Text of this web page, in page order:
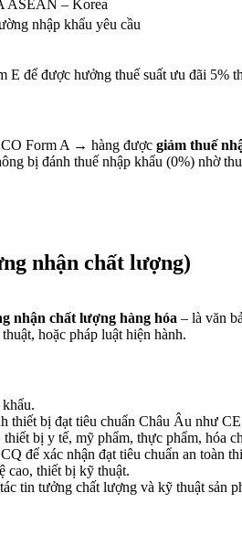
ASEAN – Korea
nhập khẩu yêu cầu
E để được hưởng thuế suất ưu đãi 5%
CO Form A → hàng được giảm thuế
bị đánh thuế nhập khẩu (0%) nhờ
nhận chất lượng)
nhận chất lượng hàng hóa – là văn
hoặc pháp luật hiện hành.
bị đạt tiêu chuẩn Châu Âu như
thiết bị y tế, mỹ phẩm, thực phẩm, hóa
để xác nhận đạt tiêu chuẩn an toàn
cao, thiết bị kỹ thuật.
tin tưởng chất lượng và kỹ thuật sản